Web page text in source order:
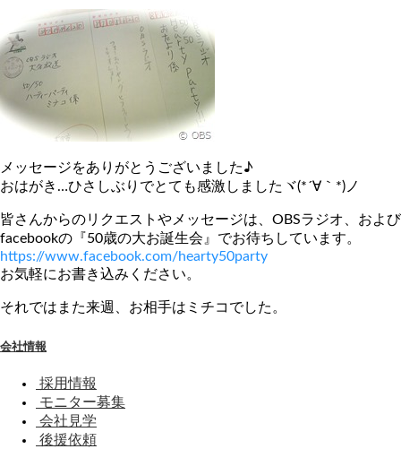
メッセージをありがとうございました♪
おはがき…ひさしぶりでとても感激しましたヾ(*´∀｀*)ノ
皆さんからのリクエストやメッセージは、OBSラジオ、および
facebookの『50歳の大お誕生会』でお待ちしています。
https://www.facebook.com/hearty50party
お気軽にお書き込みください。
それではまた来週、お相手はミチコでした。
会社情報
採用情報
モニター募集
会社見学
後援依頼